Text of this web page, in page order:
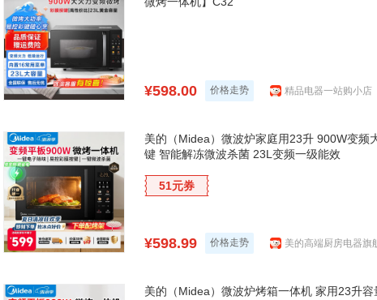
¥598.00 价格走势 精品电器一站购小店
美的（Midea）微波炉家庭用23升 900W变频
键 智能解冻微波杀菌 23L变频一级能效
51元券
¥598.99 价格走势 美的高端厨房电器旗
美的（Midea）微波炉烤箱一体机 家用23升